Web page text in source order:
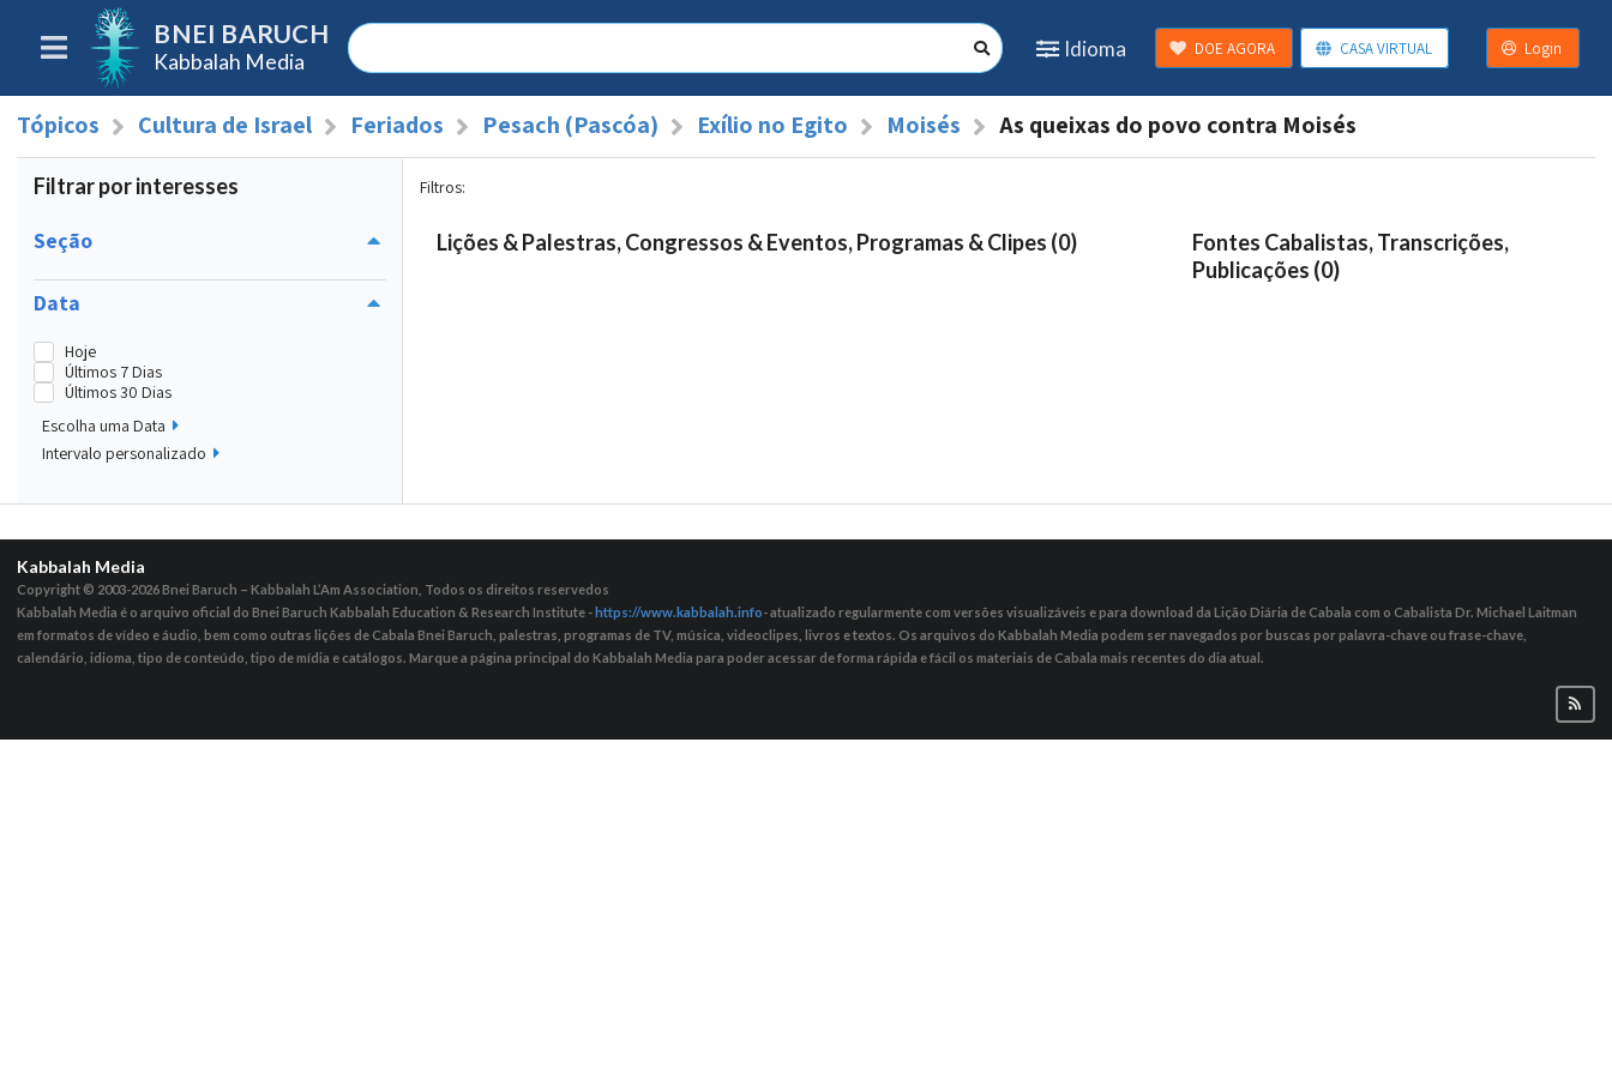
BNEI BARUCH
Kabbalah Media
Idioma DOE AGORA CASA VIRTUAL Login
Tópicos Cultura de Israel Feriados Pesach (Pascóa) Exílio no Egito Moisés As queixas do povo contra Moisés
Filtrar por interesses
Seção
Data
Hoje
Últimos 7 Dias
Últimos 30 Dias
Escolha uma Data
Intervalo personalizado
Filtros:
Lições & Palestras, Congressos & Eventos, Programas & Clipes (0)
Fontes Cabalistas, Transcrições,
Publicações (0)
Kabbalah Media
Copyright © 2003-2026Bnei Baruch – Kabbalah L’Am Association, Todos os direitos reservedos
Kabbalah Media é o arquivo oficial do Bnei Baruch Kabbalah Education & Research Institute -https://www.kabbalah.info- atualizado regularmente com versões visualizáveis ​​e para download da Lição Diária de Cabala com o Cabalista Dr. Michael Laitman
em formatos de vídeo e áudio, bem como outras lições de Cabala Bnei Baruch, palestras, programas de TV, música, videoclipes, livros e textos. Os arquivos do Kabbalah Media podem ser navegados por buscas por palavra-chave ou frase-chave,
calendário, idioma, tipo de conteúdo, tipo de mídia e catálogos. Marque a página principal do Kabbalah Media para poder acessar de forma rápida e fácil os materiais de Cabala mais recentes do dia atual.